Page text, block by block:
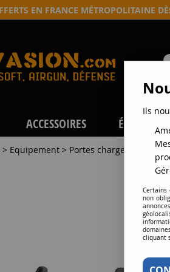
EN FRANCE MÉTROPOLITAINE
ACCESSOIRES
> Equipement > Portes chargeurs
Ils
Certains
non
cliquant